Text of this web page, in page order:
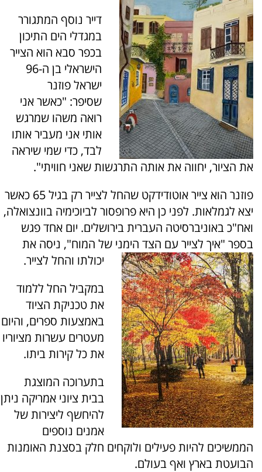
דייר נוסף המתגורר
במגדלי הים התיכון
בכפר סבא הוא הצייר
הישראלי בן ה-96
ישראל פוזנר
שסיפר: "כאשר אני
רואה משהו שמרגש
אותי אני מעביר אותו
לבד, כדי שמי שיראה
את הציור, יחווה את אותה התרגשות שאני חוויתי".
פוזנר הוא צייר אוטודידקט שהחל לצייר רק בגיל 65 כאשר
יצא לגמלאות. לפני כן היא פרופסור לביוכימיה בוונצואלה,
ואח"כ באוניברסיטה העברית בירושלים. יום אחד פגש
בספר "איך לצייר עם הצד הימני של המוח", ניסה את
יכולתו והחל לצייר.
במקביל החל ללמוד
את טכניקת הציוד
באמצעות ספרים, והיום
מעטרים עשרות מציוריו
את כל קירות ביתו.
בתערוכה המוצגת
בבית ציוני אמריקה ניתן
להיחשף ליצירות של
אמנים נוספים
הממשיכים להיות פעילים ולוקחים חלק בסצנת האומנות
הבועטת בארץ ואף בעולם.